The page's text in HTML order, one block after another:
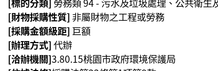
[財物採購性質] 非屬財物之工程或勞務
[採購金額級距] 巨額
[辦理方式]代辦
[洽辦機關]3.80.15桃園市政府環境保護局